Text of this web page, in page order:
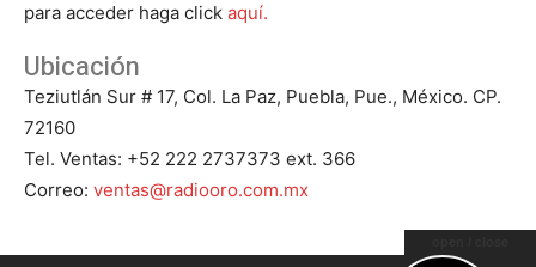
para acceder haga click aquí.
Ubicación
Teziutlán Sur # 17, Col. La Paz, Puebla, Pue., México. CP.
72160
Tel. Ventas: +52 222 2737373 ext. 366
Correo: ventas@radiooro.com.mx